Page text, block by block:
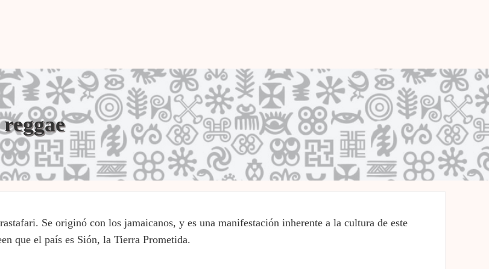
Se originó con los jamaicanos, y es una manifestación inherente a la cultura de este
que el país es Sión, la Tierra Prometida.